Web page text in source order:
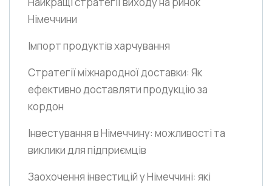
Німеччини
Імпорт продуктів харчування
Стратегії міжнародної доставки: Як
ефективно доставляти продукцію за
кордон
Інвестування в Німеччину: можливості та
виклики для підприємців
Заохочення інвестицій у Німеччині: які